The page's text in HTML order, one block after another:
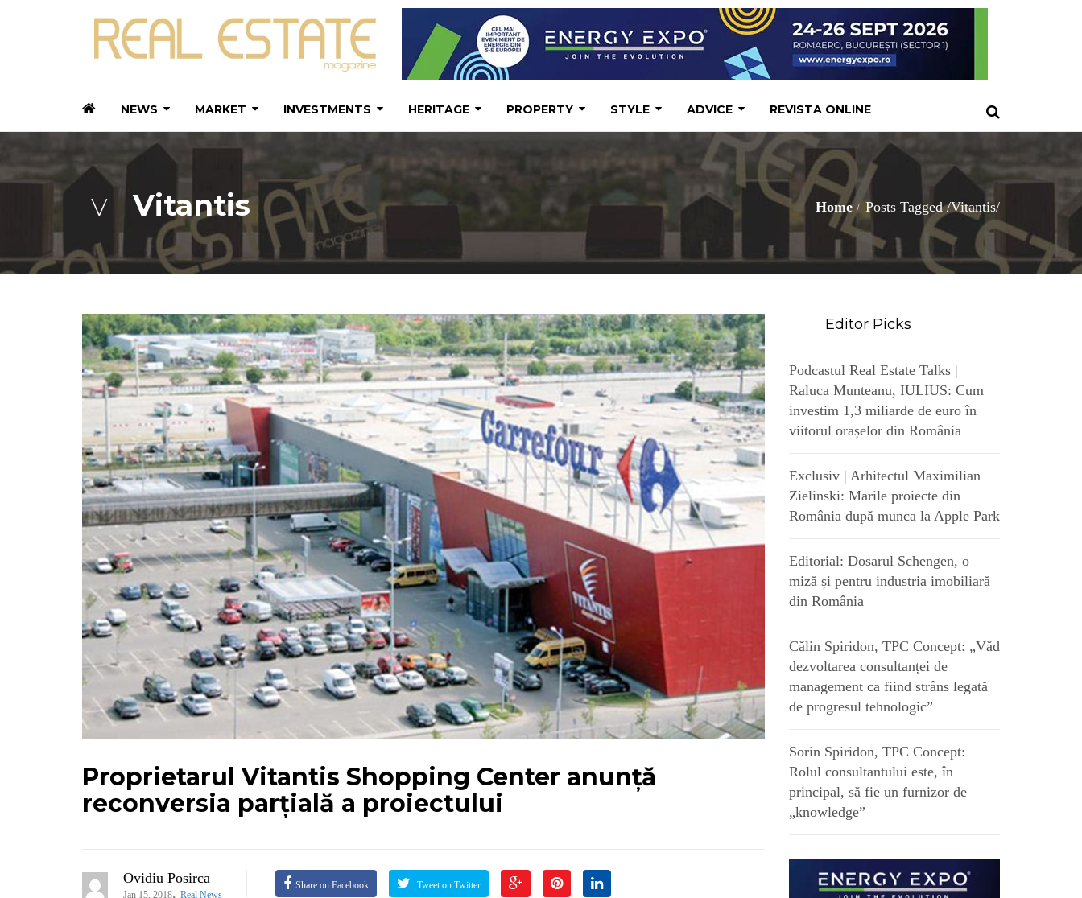
NEWS MARKET INVESTMENTS HERITAGE PROPERTY STYLE ADVICE REVISTA ONLINE
V Vitantis Home Posts Tagged/Vitantis/
Proprietarul Vitantis Shopping Center anunță
reconversia parțială a proiectului
Ovidiu Posirca
Jan 15, 2018, Real News
Share on Facebook Tweet on Twitter
Editor Picks
Podcastul Real Estate Talks |
Raluca Munteanu, IULIUS: Cum
investim 1,3 miliarde de euro în
viitorul orașelor din România
Exclusiv | Arhitectul Maximilian
Zielinski: Marile proiecte din
România după munca la Apple Park
Editorial: Dosarul Schengen, o
miză și pentru industria imobiliară
din România
Călin Spiridon, TPC Concept: „Văd
dezvoltarea consultanței de
management ca fiind strâns legată
de progresul tehnologic”
Sorin Spiridon, TPC Concept:
Rolul consultantului este, în
principal, să fie un furnizor de
„knowledge”